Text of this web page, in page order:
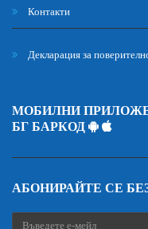
Контакти
Декларация за
МОБИЛНИ
БГ БАРКОД
АБОНИРАЙТЕ СЕ